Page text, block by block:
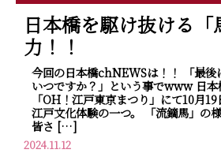
日本橋を駆け抜ける
力！！
今回の日本橋chNEWSは！！ 「最後
いつですか？」という事でwww 日
「OH！江戸東京まつり」にて10月
江戸文化体験の一つ。 「流鏑馬」の
皆さ […]
2024.11.12